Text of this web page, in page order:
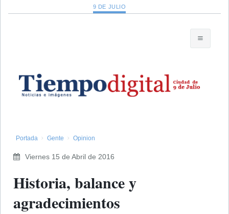
9 DE JULIO
Portada Gente Opinion
Viernes 15 de Abril de 2016
Historia, balance y
agradecimientos